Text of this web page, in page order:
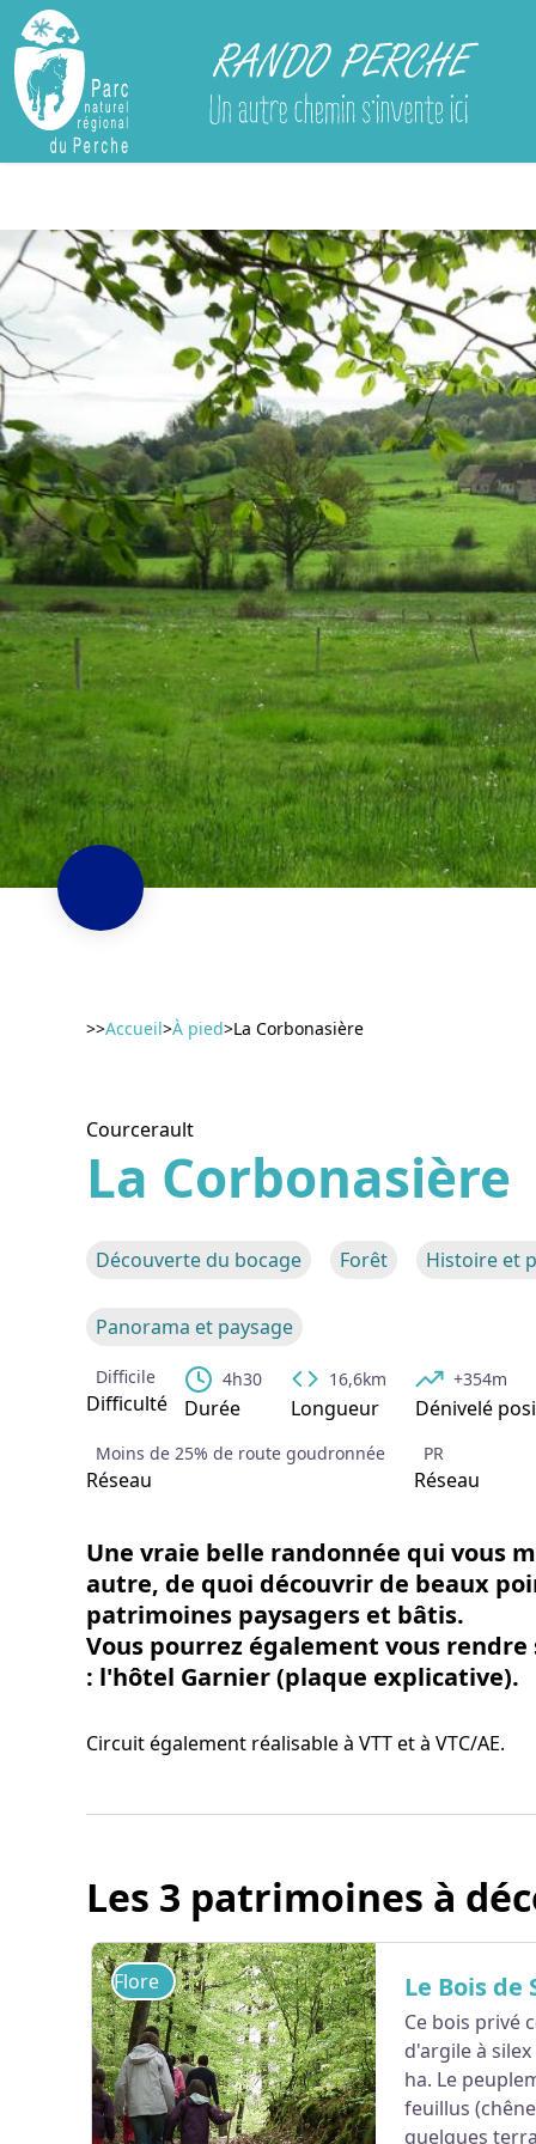
Rando Perche
>>Accueil>À pied>La Corbonasière
Courcerault
La Corbonasière
Découverte du bocage Forêt Histoire et
Panorama et paysage
Difficile
Difficulté
4h30
Durée
16,6km
Longueur
+354m
Dénivelé
Moins de 25% de route goudronnée
Réseau
PR
Réseau
Une vraie belle randonnée qui vous
autre, de quoi découvrir de beaux
patrimoines paysagers et bâtis.
Vous pourrez également vous
: l'hôtel Garnier (plaque explicative).
Circuit également réalisable à VTT et à VTC/AE.
Les 3 patrimoines à
Flore Le Bois de
Ce bois privé
d'argile à
ha. Le
feuillus
quelques